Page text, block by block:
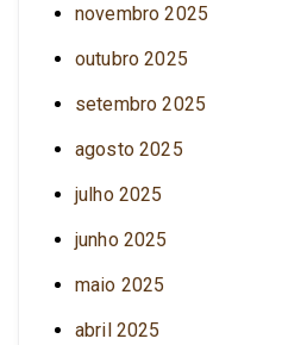
novembro 2025
outubro 2025
setembro 2025
agosto 2025
julho 2025
junho 2025
maio 2025
abril 2025